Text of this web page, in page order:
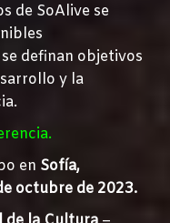
de SoAlive se
definan objetivos
y la
en Sofía,
octubre de 2023.